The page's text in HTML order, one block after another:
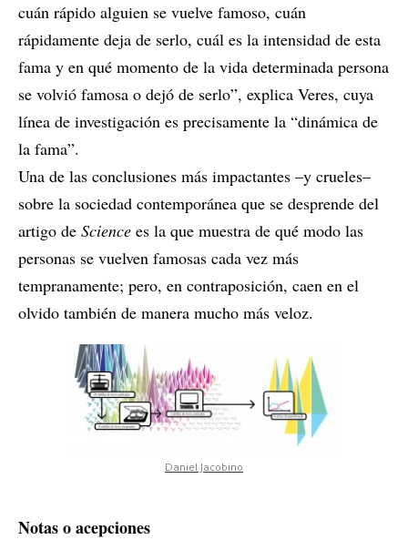
cuán rápido alguien se vuelve famoso, cuán
rápidamente deja de serlo, cuál es la intensidad de esta
fama y en qué momento de la vida determinada persona
se volvió famosa o dejó de serlo”, explica Veres, cuya
línea de investigación es precisamente la “dinámica de
la fama”.
Una de las conclusiones más impactantes –y crueles–
sobre la sociedad contemporánea que se desprende del
artigo de Science es la que muestra de qué modo las
personas se vuelven famosas cada vez más
tempranamente; pero, en contraposición, caen en el
olvido también de manera mucho más veloz.
Daniel Jacobino
Notas o acepciones